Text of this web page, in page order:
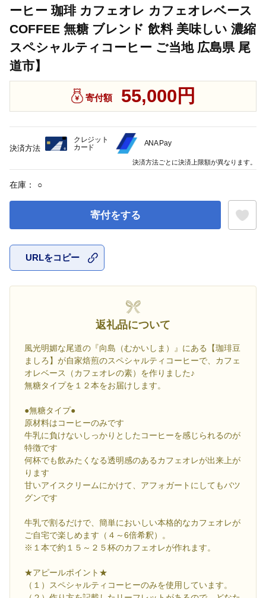
ーヒー 珈琲 カフェオレ カフェオレベース
COFFEE 無糖 ブレンド 飲料 美味しい 濃縮
スペシャルティコーヒー ご当地 広島県 尾
道市】
寄付額 55,000円
在庫： ○
寄付をする
URLをコピー
返礼品について
風光明媚な尾道の『向島（むかいしま）』にある【珈琲豆
ましろ】が自家焙煎のスペシャルティコーヒーで、カフェ
オレベース（カフェオレの素）を作りました♪
無糖タイプを１２本をお届けします。
●無糖タイプ●
原材料はコーヒーのみです
牛乳に負けないしっかりとしたコーヒーを感じられるのが
特徴です
何杯でも飲みたくなる透明感のあるカフェオレが出来上が
ります
甘いアイスクリームにかけて、アフォガートにしてもバツ
グンです
牛乳で割るだけで、簡単においしい本格的なカフェオレが
ご自宅で楽しめます（４～6倍希釈）。
※１本で約１５～２５杯のカフェオレが作れます。
★アピールポイント★
（１）スペシャルティコーヒーのみを使用しています。
決済方法
クレジット
カード
ANA Pay
決済方法ごとに決済上限額が異なります。